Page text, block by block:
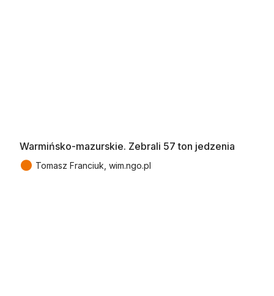
Warmińsko-mazurskie. Zebrali 57 ton jedzenia
● Tomasz Franciuk, wim.ngo.pl